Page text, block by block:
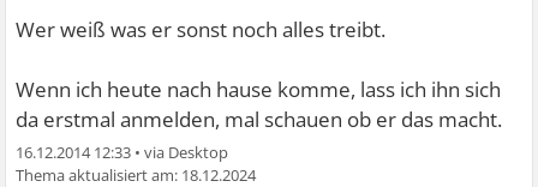
Wer weiß was er sonst noch alles treibt.
Wenn ich heute nach hause komme, lass ich ihn sich
da erstmal anmelden, mal schauen ob er das macht.
16.12.2014 12:33 •
18.12.2024